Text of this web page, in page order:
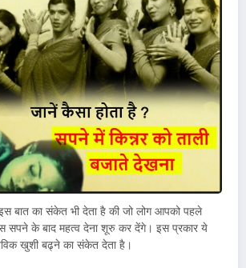
बात का संकेत भी देता है की जो लोग आपको पहले
सपने के बाद महत्व देना शूरु कर देंगे। इस प्रकार ये
खुशी बढ्ने का संकेत देता है।